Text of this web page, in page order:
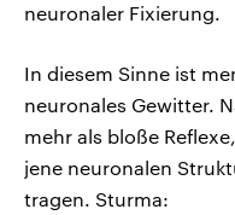
neuronaler Fixierung.
In diesem Sinne ist
neuronales Gewitter.
mehr als bloße
jene neuronalen
tragen. Sturma: